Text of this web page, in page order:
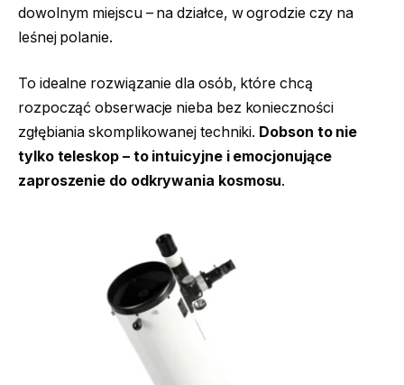
dowolnym miejscu – na działce, w ogrodzie czy na
leśnej polanie.
To idealne rozwiązanie dla osób, które chcą
rozpocząć obserwacje nieba bez konieczności
zgłębiania skomplikowanej techniki. Dobson to nie
tylko teleskop – to intuicyjne i emocjonujące
zaproszenie do odkrywania kosmosu.